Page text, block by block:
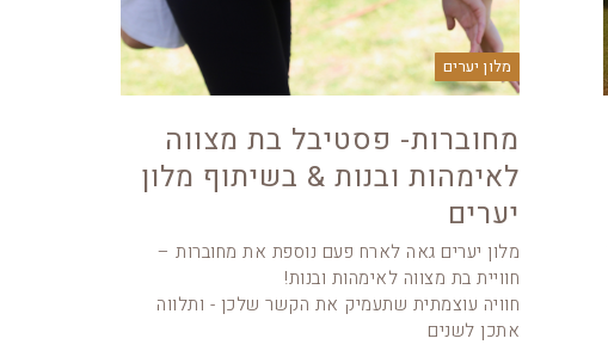
מלון יערים
מחוברות- פסטיבל בת מצווה
לאימהות ובנות & בשיתוף מלון
יערים
מלון יערים גאה לארח פעם נוספת את מחוברות –
חוויית בת מצווה לאימהות ובנות!
חוויה עוצמתית שתעמיק את הקשר שלכן - ותלווה
אתכן לשנים